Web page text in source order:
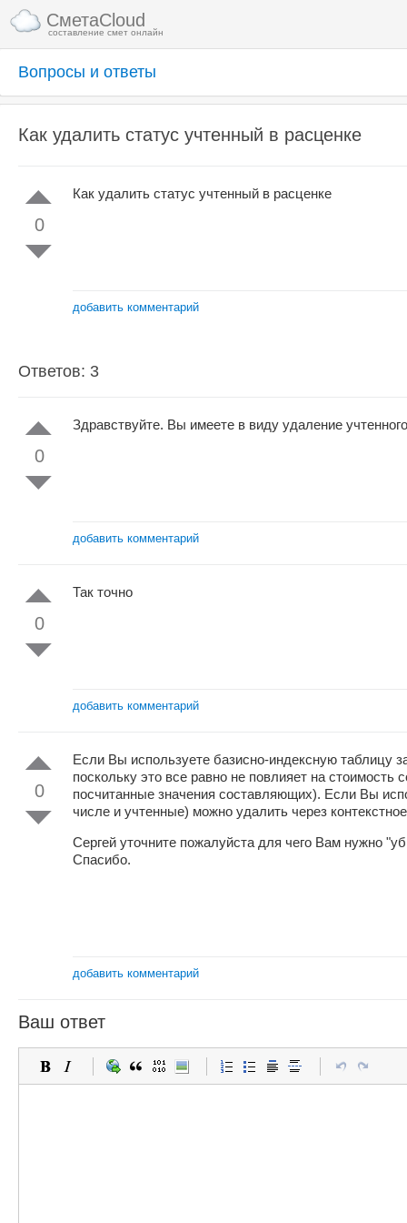
СметаCloud
составление смет онлайн
Вопросы и ответы
Как удалить статус учтенный в расценке
0
Как удалить статус учтенный в расценке
добавить комментарий
Ответов: 3
0
Здравствуйте. Вы имеете в виду удаление
добавить комментарий
0
Так точно
добавить комментарий
0
Если Вы используете базисно-индексную таблицу
поскольку это все равно не повлияет на
посчитанные значения составляющих). Если Вы
числе и учтенные) можно удалить через
Сергей уточните пожалуйста для чего Вам нужно
Спасибо.
добавить комментарий
Ваш ответ